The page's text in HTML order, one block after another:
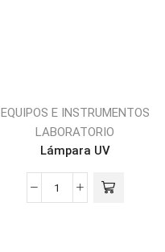
EQUIPOS E INSTRUMENTOS
LABORATORIO
Lámpara UV